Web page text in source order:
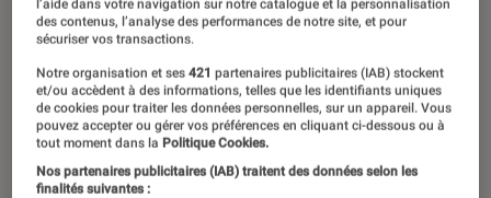
l’aide dans votre navigation sur notre catalogue et la personnalisation
des contenus, l’analyse des performances de notre site, et pour
sécuriser vos transactions.
Notre organisation et ses421 partenaires publicitaires (IAB) stockent
et/ou accèdent à des informations, telles que les identifiants uniques
de cookies pour traiter les données personnelles, sur un appareil. Vous
pouvez accepter ou gérer vos préférences en cliquant ci-dessous ou à
tout moment dans la Politique Cookies.
Nos partenaires publicitaires (IAB) traitent des données selon les
finalités suivantes :